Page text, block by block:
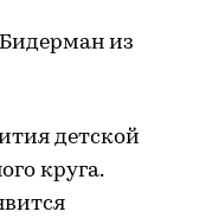
из
детской
круга.